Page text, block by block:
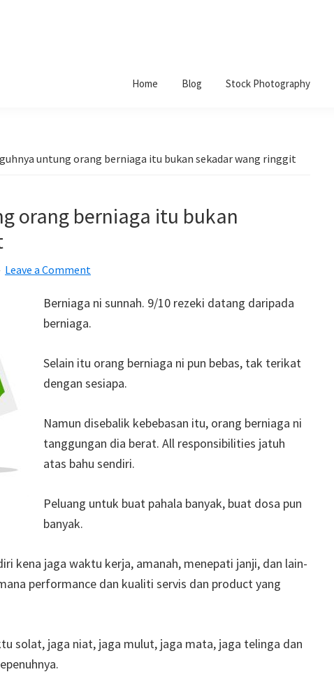
Home Blog Stock Photography
untung orang berniaga itu bukan sekadar wang ringgit
orang berniaga itu bukan
Leave a Comment
Berniaga ni sunnah. 9/10 rezeki datang daripada
berniaga.
Selain itu orang berniaga ni pun bebas, tak terikat
dengan sesiapa.
Namun disebalik kebebasan itu, orang berniaga ni
tanggungan dia berat. All responsibilities jatuh
atas bahu sendiri.
Peluang untuk buat pahala banyak, buat dosa pun
banyak.
kena jaga waktu kerja, amanah, menepati janji, dan lain-
performance dan kualiti servis dan product yang
solat, jaga niat, jaga mulut, jaga mata, jaga telinga dan